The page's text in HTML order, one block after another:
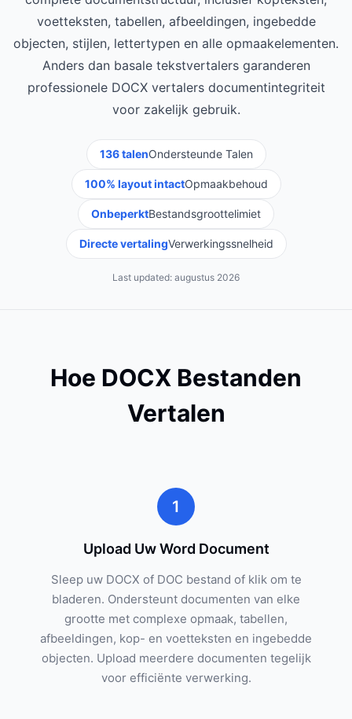
voetteksten, tabellen, afbeeldingen, ingebedde
objecten, stijlen, lettertypen en alle opmaakelementen.
Anders dan basale tekstvertalers garanderen
professionele DOCX vertalers documentintegriteit
voor zakelijk gebruik.
136 talenOndersteunde Talen
100% layout intactOpmaakbehoud
OnbeperktBestandsgroottelimiet
Directe vertalingVerwerkingssnelheid
Last updated: augustus 2026
Hoe DOCX Bestanden
Vertalen
1
Upload Uw Word Document
Sleep uw DOCX of DOC bestand of klik om te
bladeren. Ondersteunt documenten van elke
grootte met complexe opmaak, tabellen,
afbeeldingen, kop- en voetteksten en ingebedde
objecten. Upload meerdere documenten tegelijk
voor efficiënte verwerking.